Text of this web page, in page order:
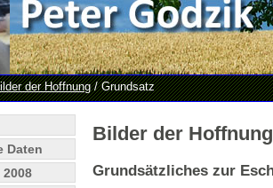
der Hoffnung/ Grundsatz
Daten
Bilder der Hoffnung
Grundsätzliches zur